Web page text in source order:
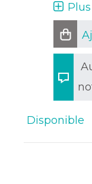
Disponible